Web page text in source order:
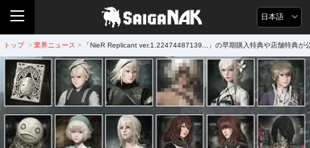
日本語
トップ > 業界ニュース > 「NieR Replicant ver.1.22474487139...」の早期購入特典や店舗特典が